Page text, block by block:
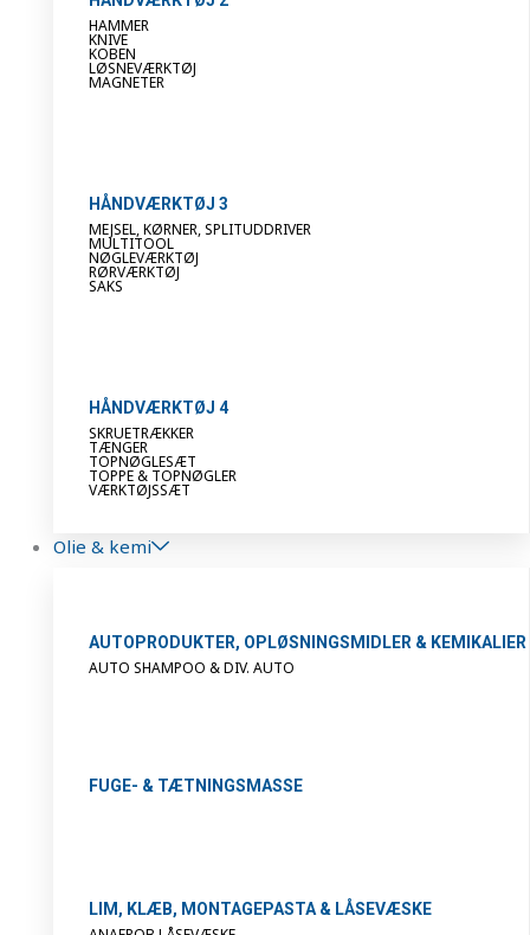
HAMMER
KNIVE
KOBEN
LØSNEVÆRKTØJ
MAGNETER
HÅNDVÆRKTØJ 3
MEJSEL, KØRNER, SPLITUDDRIVER
MULTITOOL
NØGLEVÆRKTØJ
RØRVÆRKTØJ
SAKS
HÅNDVÆRKTØJ 4
SKRUETRÆKKER
TÆNGER
TOPNØGLESÆT
TOPPE & TOPNØGLER
VÆRKTØJSSÆT
Olie & kemi
AUTOPRODUKTER, OPLØSNINGSMIDLER & KEMIKALIER
AUTO SHAMPOO & DIV. AUTO
FUGE- & TÆTNINGSMASSE
LIM, KLÆB, MONTAGEPASTA & LÅSEVÆSKE